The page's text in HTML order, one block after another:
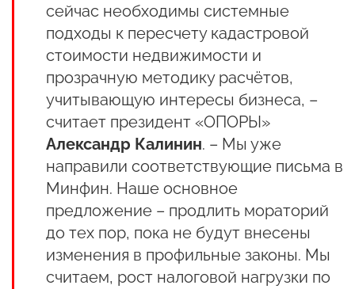
сейчас необходимы системные
подходы к пересчету кадастровой
стоимости недвижимости и
прозрачную методику расчётов,
учитывающую интересы бизнеса, –
считает президент «ОПОРЫ»
Александр Калинин. – Мы уже
направили соответствующие письма в
Минфин. Наше основное
предложение – продлить мораторий
до тех пор, пока не будут внесены
изменения в профильные законы. Мы
считаем, рост налоговой нагрузки по